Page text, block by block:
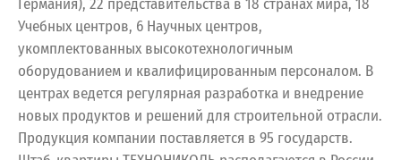
Германия), 22 представительства в 18 странах мира, 18
Учебных центров, 6 Научных центров,
укомплектованных высокотехнологичным
оборудованием и квалифицированным персоналом. В
центрах ведется регулярная разработка и внедрение
новых продуктов и решений для строительной отрасли.
Продукция компании поставляется в 95 государств.